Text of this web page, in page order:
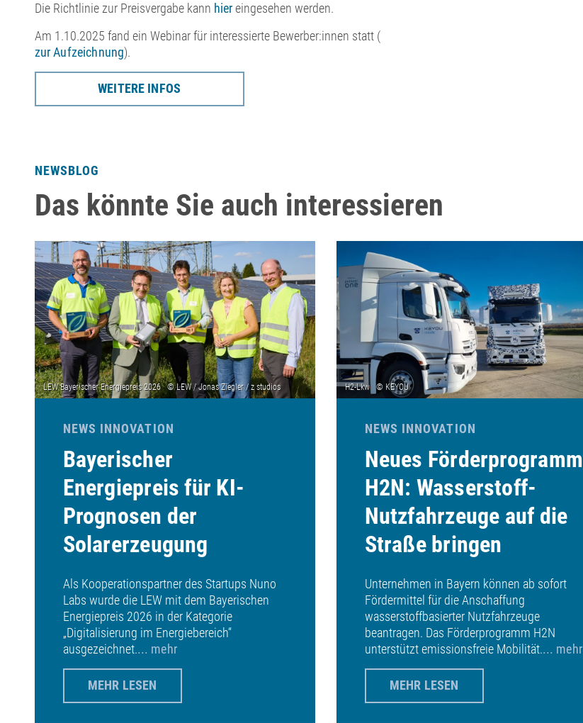
Die Richtlinie zur Preisvergabe kann hiereingesehen werden.
Am 1.10.2025 fand ein Webinar für interessierte Bewerber:innen statt (
zur Aufzeichnung).
WEITERE INFOS
NEWSBLOG
Das könnte Sie auch interessieren
NEWS INNOVATION
Bayerischer
Energiepreis für KI-
Prognosen der
Solarerzeugung
Als Kooperationspartner des Startups Nuno
Labs wurde die LEW mit dem Bayerischen
Energiepreis 2026 in der Kategorie
„Digitalisierung im Energiebereich“
ausgezeichnet.... mehr
MEHR LESEN
NEWS INNOVATION
Neues Förderprogramm
H2N: Wasserstoff-
Nutzfahrzeuge auf die
Straße bringen
Unternehmen in Bayern können ab sofort
Fördermittel für die Anschaffung
wasserstoffbasierter Nutzfahrzeuge
beantragen. Das Förderprogramm H2N
unterstützt emissionsfreie Mobilität.... mehr
MEHR LESEN